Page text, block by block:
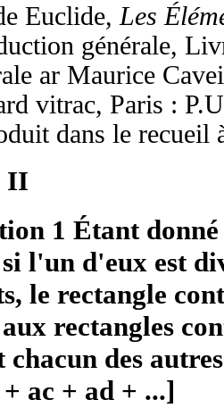
Euclide, Les
générale,
ar Maurice
vitrac, Paris :
dans le recueil
II
1 Étant donné
l'un d'eux est
le rectangle
rectangles
chacun des
ac + ad + ...]